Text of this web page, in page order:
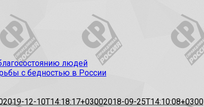
людей
с бедностью в России
2019-12-10T14:18:17+03002018-09-25T14:10:08+0300